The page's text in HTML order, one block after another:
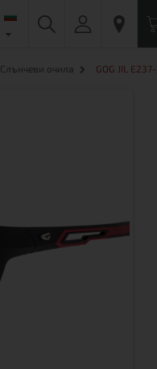
Слънчеви очила GOG JIL